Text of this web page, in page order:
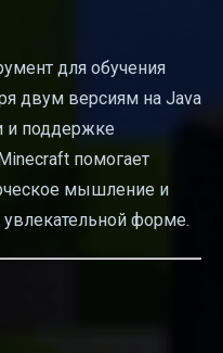
для обучения
двум версиям на Java
и поддержке
помогает
мышление и
форме.